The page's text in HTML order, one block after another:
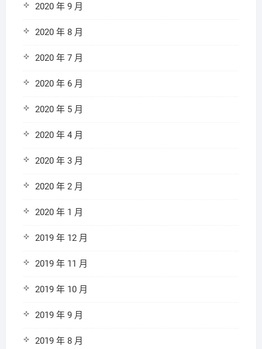
2020 年 9 月
2020 年 8 月
2020 年 7 月
2020 年 6 月
2020 年 5 月
2020 年 4 月
2020 年 3 月
2020 年 2 月
2020 年 1 月
2019 年 12 月
2019 年 11 月
2019 年 10 月
2019 年 9 月
2019 年 8 月